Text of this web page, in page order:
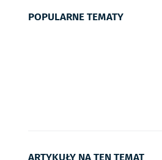
POPULARNE TEMATY
ARTYKUŁY NA TEN TEMAT